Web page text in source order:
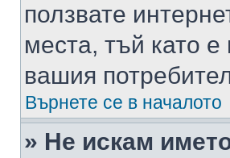
ползвате
места, тъй като
вашия
Върнете се в началото
» Не искам